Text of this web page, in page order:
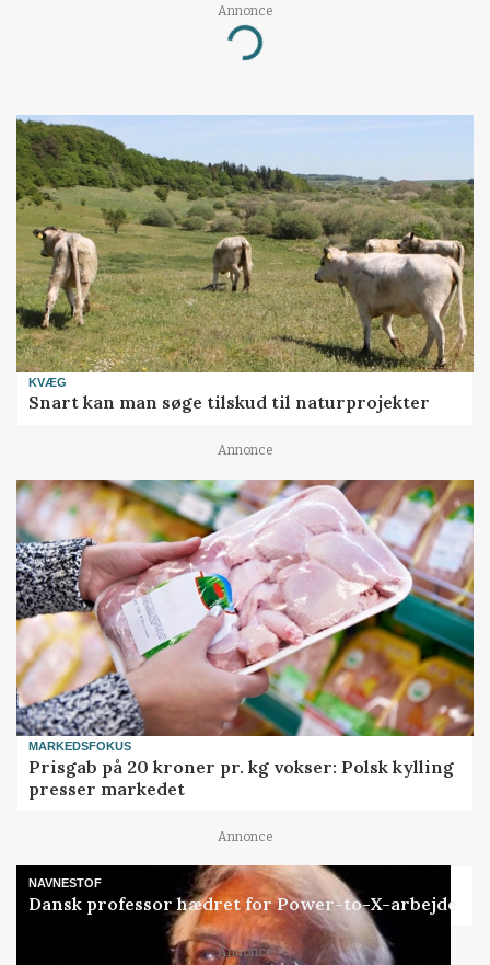
Annonce
Loading...
KVÆG
Snart kan man søge tilskud til naturprojekter
Annonce
MARKEDSFOKUS
Prisgab på 20 kroner pr. kg vokser: Polsk kylling
presser markedet
Annonce
NAVNESTOF
Dansk professor hædret for Power-to-X-arbejde
Annonce